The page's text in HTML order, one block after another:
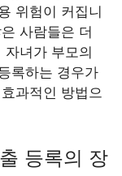
위험이 커집니
사람들은 더
녀가 부모의
록하는 경우가
과적인 방법으
등록의 장